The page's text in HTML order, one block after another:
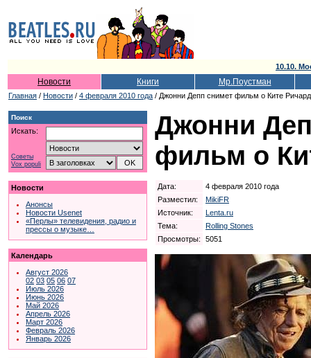
10.10.
Новости Книги Мр.Поустман
Главная / Новости / 4 февраля 2010 года / Джонни Депп снимет фильм о Ките
Поиск
Искать:
Советы
Vox populi
Новости
Анонсы
Новости Usenet
«Перлы» телевидения, радио и
прессы о музыке…
Календарь
Август 2026
02 03 05 06 07
Июль 2026
Июнь 2026
Май 2026
Апрель 2026
Март 2026
Февраль 2026
Январь 2026
Джонни
фильм о
Дата:
4 февраля 2010 года
Разместил:
MikiFR
Источник:
Lenta.ru
Тема:
Rolling Stones
Просмотры:
5051